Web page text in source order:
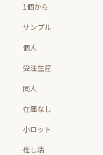
1個から
サンプル
個人
受注生産
同人
在庫なし
小ロット
推し活